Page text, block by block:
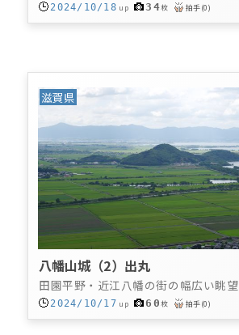
2024/10/18 up 34枚 拍手(0)
滋賀県
八幡山城（2）出丸
田園平野・近江八幡の街の幅広い眺望
2024/10/17 up 60枚 拍手(0)